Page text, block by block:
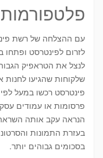
עם ההצלחה של רשת
לזרום לפינטרסט
לנצל את הטראפיק
שלקוחות שהגיעו
פינטרסט רכשו במעל
פרסומות או עמודים
הנראה עקב אותה
בעזרת התמונות
בסכומים גבוהים יותר.